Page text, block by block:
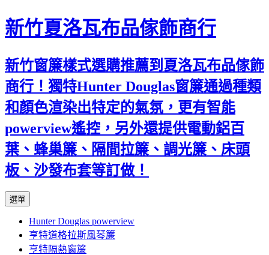
新竹夏洛瓦布品傢飾商行
新竹窗簾樣式選購推薦到夏洛瓦布品傢飾
商行！獨特Hunter Douglas窗簾通過種類
和顏色渲染出特定的氣氛，更有智能
powerview遙控，另外還提供電動鋁百
葉、蜂巢簾、隔間拉簾、調光簾、床頭
板、沙發布套等訂做！
選單
內
容
Hunter Douglas powerview
亨特道格拉斯風琴簾
亨特隔熱窗簾